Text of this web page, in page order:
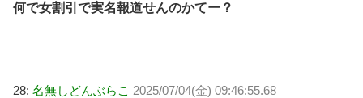
何で女割引で実名報道せんのかてー？
28: 名無しどんぶらこ 2025/07/04(金) 09:46:55.68